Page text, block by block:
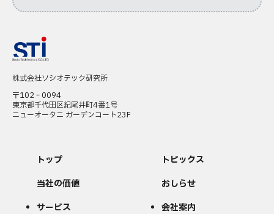
株式会社ソシオテック研究所
〒102‐0094
東京都千代田区紀尾井町4番1号
ニューオータニ ガーデンコート23F
トップ
当社の価値
サービス
トピックス
おしらせ
会社案内